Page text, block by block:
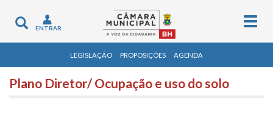
Toggle
navigation
ENTRAR
LEGISLAÇÃO PROPOSIÇÕES AGENDA
Plano Diretor/ Ocupação e uso do solo